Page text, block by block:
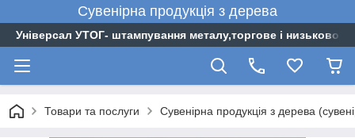
Сувенірна продукція з дерева
Універсал УТОГ- штампування металу,торгове і
Товари та послуги Сувенірна продукція з дерева